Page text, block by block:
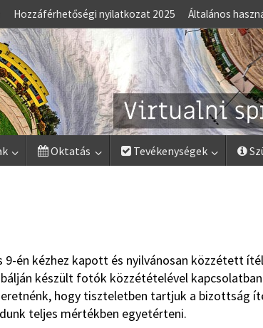
Hozzáférhetőségi nyilatkozat 2025 Általános
Oktatás Tevékenységek
9-én kézhez kapott és nyilvánosan közzétett
készült fotók közzétételével kapcsolatban
hogy tiszteletben tartjuk a bizottság
teljes mértékben egyetérteni.